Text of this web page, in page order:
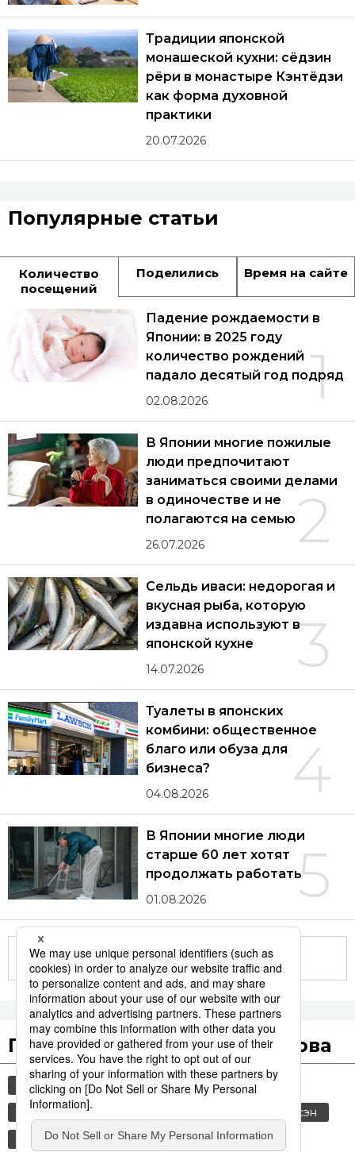
Традиции японской
монашеской кухни: сёдзин
рёри в монастыре Кэнтёдзи
как форма духовной
практики
20.07.2026
Популярные статьи
Количество
посещений
Поделились Время на сайте
1
Падение рождаемости в
Японии: в 2025 году
количество рождений
падало десятый год подряд
02.08.2026
2
В Японии многие пожилые
люди предпочитают
заниматься своими делами
в одиночестве и не
полагаются на семью
26.07.2026
3
Сельдь иваси: недорогая и
вкусная рыба, которую
издавна используют в
японской кухне
14.07.2026
4
Туалеты в японских
комбини: общественное
благо или обуза для
бизнеса?
04.08.2026
5
В Японии многие люди
старше 60 лет хотят
продолжать работать
01.08.2026
Другие статьи по теме
Популярные поисковые слова
общество культура
технологии
история
синкансэн
транспорт
экономика россия